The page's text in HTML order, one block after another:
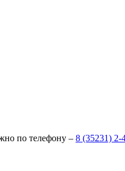
по телефону – 8 (35231) 2-